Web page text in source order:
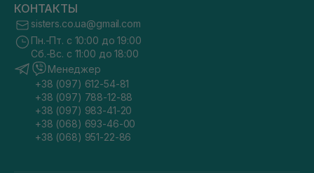
КОНТАКТЫ
sisters.co.ua@gmail.com
Пн.-Пт. с 10:00 до 19:00
Сб.-Вс. с 11:00 до 18:00
Менеджер
+38 (097) 612-54-81
+38 (097) 788-12-88
+38 (097) 983-41-20
+38 (068) 693-46-00
+38 (068) 951-22-86